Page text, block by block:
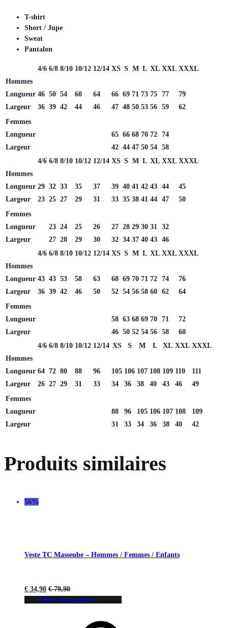
T-shirt
Short / Jupe
Sweat
Pantalon
4/6 6/8 8/10 10/12 12/14 XS S M L XL XXL XXXL
Hommes
Longueur 46 50 54 60 64 66 69 71 73 75 77
79
Largeur
36 39 42 44 46 47 48 50 53 56 59
62
Femmes
Longueur
65 66 68 70 72 74
Largeur
42 44 47 50 54 58
4/6 6/8 8/10 10/12 12/14 XS S M L XL XXL XXXL
Hommes
Longueur 29 32 33 35 37 39 40 41 42 43 44
45
Largeur
23 25 27 29 31 33 35 38 41 44 47
50
Femmes
Longueur
23 24 25 26 27 28 29 30 31
32
Largeur
27 28 29 30 32 34 37 40 43 46
4/6 6/8 8/10 10/12 12/14 XS S M L XL XXL XXXL
Hommes
Longueur 43 43 53 58 63 68 69 70 71 72 74
76
Largeur
36 39 42 46 50 52 54 56 58 60 62
64
Femmes
Longueur
58 63 68 69 70 71
72
Largeur
46 50 52 54 56 58
60
4/6 6/8 8/10 10/12 12/14 XS S M L XL XXL XXXL
Hommes
Longueur 64 72 80 88 96 105 106 107 108 109 110
111
Largeur
26 27 29 31 33 34 36 38 40 43 46
49
Femmes
Longueur
88 96 105 106 107 108
109
Largeur
31 33 34 36 38 40 42
Produits similaires
56%
Veste TC Masseube – Hommes / Femmes / Enfants
€ 34,90 €79,90
Choix des options